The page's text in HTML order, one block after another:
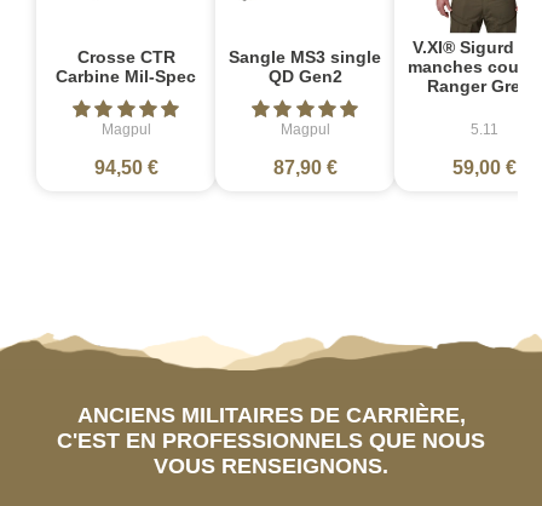
Crosse CTR
Carbine Mil-Spec
Magpul
94,50 €
Sangle MS3 single
QD Gen2
Magpul
87,90 €
V.XI® Sigurd
manches
Ranger Green
5.11
59,00 €
ANCIENS MILITAIRES DE CARRIÈRE,
C'EST EN PROFESSIONNELS QUE NOUS
VOUS RENSEIGNONS.